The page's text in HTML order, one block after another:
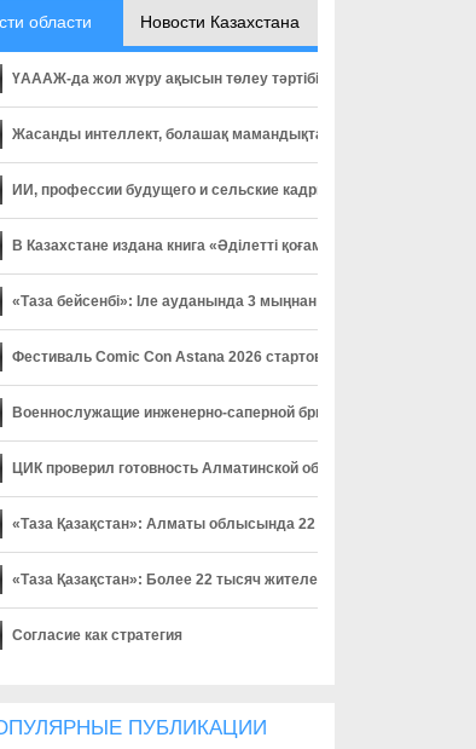
области Новости Казахстана
ҮАААЖ-да жол жүру ақысын төлеу тәртібі өзгерді: төлемді
Жасанды интеллект, болашақ мамандықтар және ауылдағы
ИИ, профессии будущего и сельские кадры - о чем спорили
В Казахстане издана книга «Әділетті қоғамға шыншыл сөз»,
«Таза бейсенбі»: Іле ауданында 3 мыңнан астам адам
Фестиваль Comic Con Astana 2026 стартовал в столице
Военнослужащие инженерно-саперной бригады осваивают
ЦИК проверил готовность Алматинской области к выборам
«Таза Қазақстан»: Алматы облысында 22 мыңнан астам
«Таза Қазақстан»: Более 22 тысяч жителей Алматинской
Согласие как стратегия
ПУБЛИКАЦИИ